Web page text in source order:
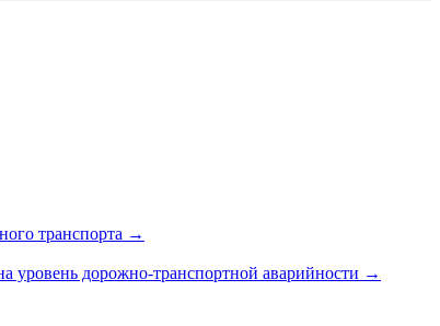
транспорта →
уровень дорожно-транспортной аварийности →